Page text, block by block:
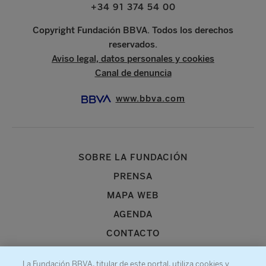
+34 91 374 54 00
Copyright Fundación BBVA. Todos los derechos
reservados.
Aviso legal, datos personales y cookies
Canal de denuncia
www.bbva.com
SOBRE LA FUNDACIÓN
PRENSA
MAPA WEB
AGENDA
CONTACTO
La Fundación BBVA, titular de este portal, utiliza cookies y